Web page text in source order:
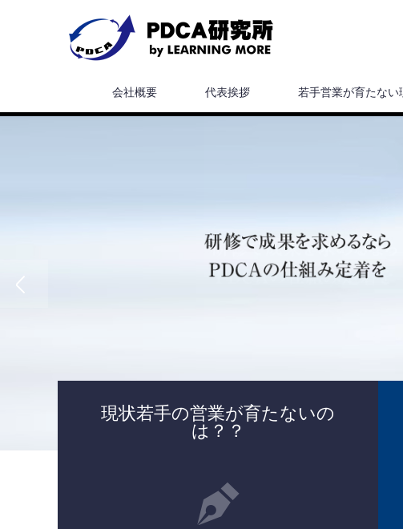
会社概要 代表挨拶 若手営業が育たない
現状若手の営業が育たないの
は？？